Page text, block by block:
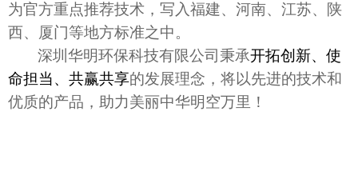
为官方重点推荐技术，写入福建、河南、江苏、陕
西、厦门等地方标准之中。
深圳华明环保科技有限公司秉承开拓创新、使
命担当、共赢共享的发展理念，将以先进的技术和
优质的产品，助力美丽中华明空万里！